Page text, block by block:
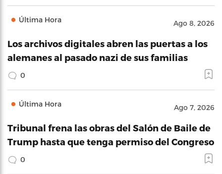
Última Hora Ago 8, 2026
Los archivos digitales abren las puertas a los
alemanes al pasado nazi de sus familias
0
Última Hora Ago 7, 2026
Tribunal frena las obras del Salón de Baile de
Trump hasta que tenga permiso del Congreso
0